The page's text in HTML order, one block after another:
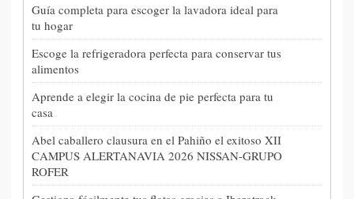
Guía completa para escoger la lavadora ideal para
tu hogar
Escoge la refrigeradora perfecta para conservar tus
alimentos
Aprende a elegir la cocina de pie perfecta para tu
casa
Abel caballero clausura en el Pahiño el exitoso XII
CAMPUS ALERTANAVIA 2026 NISSAN-GRUPO
ROFER